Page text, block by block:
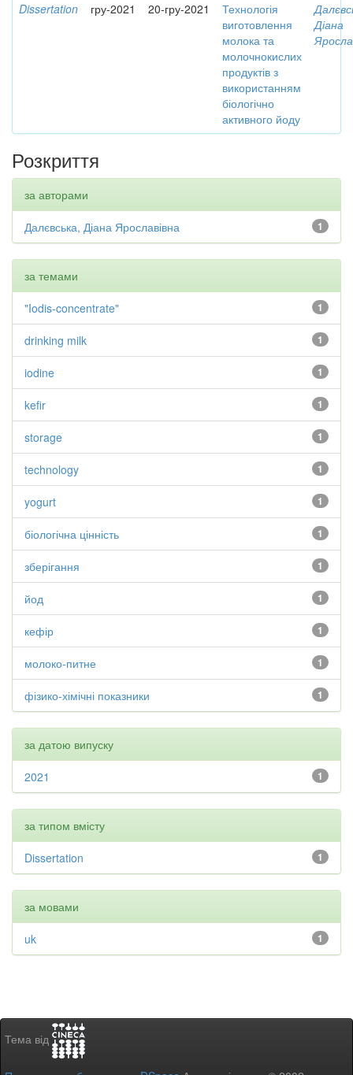
Dissertation гру-2021 20-гру-2021
Технологія
виготовлення
молока та
молочнокислих
продуктів з
використанням
біологічно
активного йоду
Діана
Розкриття
за авторами
1
Далєвська, Діана Ярославівна
за темами
1
"Iodis-concentrate"
1
drinking milk
1
iodine
1
kefir
1
storage
1
technology
1
yogurt
1
біологічна цінність
1
зберігання
1
йод
1
кефір
1
молоко-питне
1
фізико-хімічні показники
за датою випуску
1
2021
за типом вмісту
1
Dissertation
за мовами
1
uk
Тема від